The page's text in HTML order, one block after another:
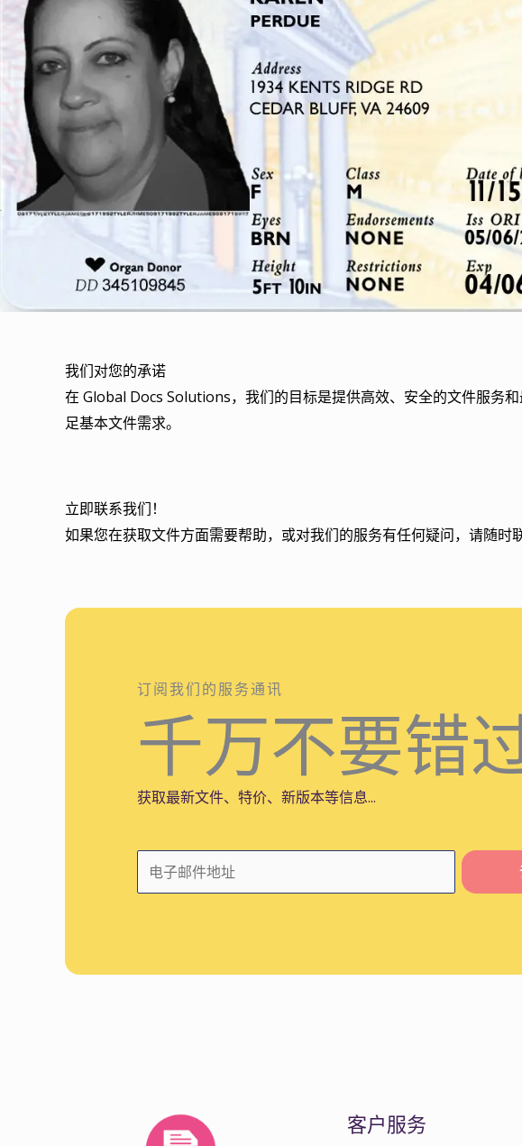
我们对您的承诺
在 Global Docs Solutions，我们的目标是提供高效、安全的文件服务
足基本文件需求。
立即联系我们！
如果您在获取文件方面需要帮助，或对我们的服务有任何疑问，请随时
订阅我们的服务通讯
千万不要错
获取最新文件、特价、新版本等信息...
子
客户服务